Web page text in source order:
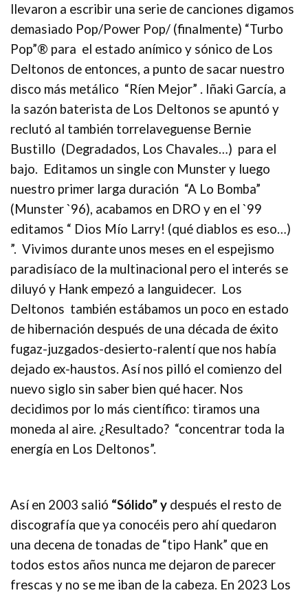
llevaron a escribir una serie de canciones digamos
demasiado Pop/Power Pop/ (finalmente) “Turbo
Pop”® para el estado anímico y sónico de Los
Deltonos de entonces, a punto de sacar nuestro
disco más metálico “Ríen Mejor” . Iñaki García, a
la sazón baterista de Los Deltonos se apuntó y
reclutó al también torrelaveguense Bernie
Bustillo (Degradados, Los Chavales…) para el
bajo. Editamos un single con Munster y luego
nuestro primer larga duración “A Lo Bomba”
(Munster `96), acabamos en DRO y en el `99
editamos “ Dios Mío Larry! (qué diablos es eso…)
”. Vivimos durante unos meses en el espejismo
paradisíaco de la multinacional pero el interés se
diluyó y Hank empezó a languidecer. Los
Deltonos también estábamos un poco en estado
de hibernación después de una década de éxito
fugaz-juzgados-desierto-ralentí que nos había
dejado ex-haustos. Así nos pilló el comienzo del
nuevo siglo sin saber bien qué hacer. Nos
decidimos por lo más científico: tiramos una
moneda al aire. ¿Resultado? “concentrar toda la
energía en Los Deltonos”.
Así en 2003 salió “Sólido” y después el resto de
discografía que ya conocéis pero ahí quedaron
una decena de tonadas de “tipo Hank” que en
todos estos años nunca me dejaron de parecer
frescas y no se me iban de la cabeza. En 2023 Los